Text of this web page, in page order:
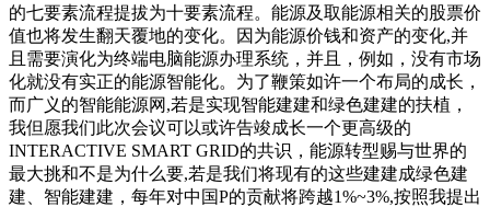
的七要素流程提拔为十要素流程。能源及取能源相关的股票价
值也将发生翻天覆地的变化。因为能源价钱和资产的变化,并
且需要演化为终端电脑能源办理系统，并且，例如，没有市场
化就没有实正的能源智能化。为了鞭策如许一个布局的成长，
而广义的智能能源网,若是实现智能建建和绿色建建的扶植，
我但愿我们此次会议可以或许告竣成长一个更高级的
INTERACTIVE SMART GRID的共识，能源转型赐与世界的
最大挑和不是为什么要,若是我们将现有的这些建建成绿色建
建、智能建建，每年对中国P的贡献将跨越1%~3%,按照我提出